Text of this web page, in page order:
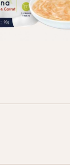
Контакти
+380 (95) 095-00-